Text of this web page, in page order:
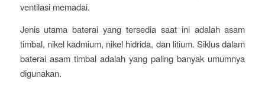
ventilasi memadai.
Jenis utama baterai yang tersedia saat ini adalah asam
timbal, nikel kadmium, nikel hidrida, dan litium. Siklus dalam
baterai asam timbal adalah yang paling banyak umumnya
digunakan.